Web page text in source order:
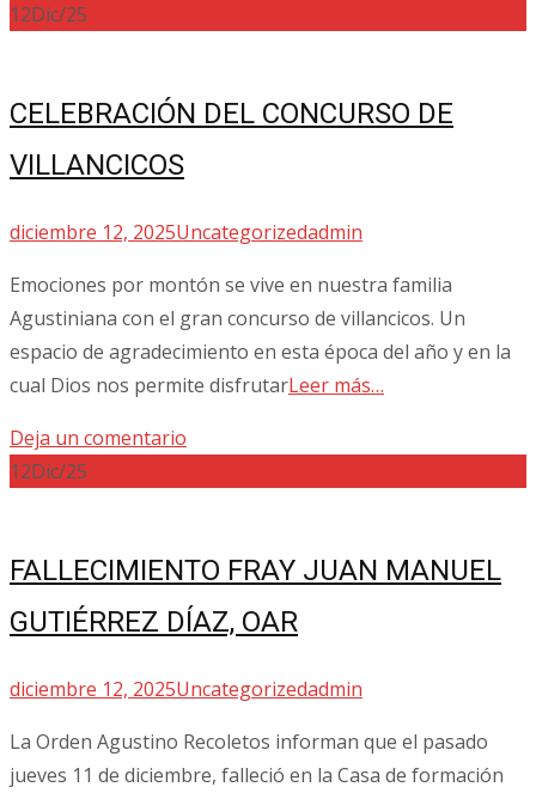
12Dic/25
CELEBRACIÓN DEL CONCURSO DE
VILLANCICOS
diciembre 12, 2025Uncategorizedadmin
Emociones por montón se vive en nuestra familia
Agustiniana con el gran concurso de villancicos. Un
espacio de agradecimiento en esta época del año y en la
cual Dios nos permite disfrutarLeer más…
Deja un comentario
12Dic/25
FALLECIMIENTO FRAY JUAN MANUEL
GUTIÉRREZ DÍAZ, OAR
diciembre 12, 2025Uncategorizedadmin
La Orden Agustino Recoletos informan que el pasado
jueves 11 de diciembre, falleció en la Casa de formación